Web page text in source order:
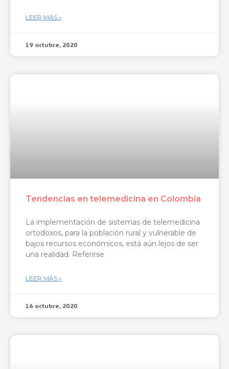
LEER MÁS »
19 octubre, 2020
Tendencias en telemedicina en Colombia
La implementación de sistemas de telemedicina
ortodoxos, para la población rural y vulnerable de
bajos recursos económicos, está aún lejos de ser
una realidad. Referirse
LEER MÁS »
16 octubre, 2020